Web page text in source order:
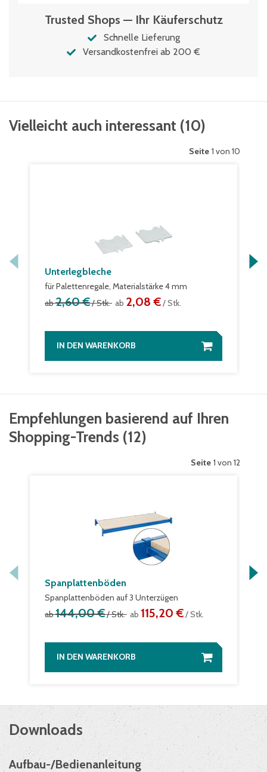
Trusted Shops — Ihr Käuferschutz
Schnelle Lieferung
Versandkostenfrei ab 200 €
Vielleicht auch interessant (10)
Seite 1 von 10
Unterlegbleche
für Palettenregale, Materialstärke 4 mm
ab2,60 €/ Stk. ab 2,08 €/ Stk.
IN DEN WARENKORB
Empfehlungen basierend auf Ihren
Shopping-Trends (12)
Seite 1 von 12
Spanplattenböden
Spanplattenböden auf 3 Unterzügen
ab144,00 €/ Stk. ab 115,20 €/ Stk.
IN DEN WARENKORB
Downloads
Aufbau-/Bedienanleitung